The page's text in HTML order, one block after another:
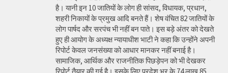
है। यानी इन 10 जातियों के लोग ही सांसद, विधायक, प्रधान,
शहरी निकायों के प्रमुख आदि बनते हैं। शेष वंचित 82 जातियों के
लोग पार्षद और सरपंच भी नहीं बन पाते। इस बड़े अंतर को देखते
हुए ही आयोग के अध्यक्ष न्यायाधीश भाटी ने कहा कि उन्होंने अपनी
रिपोर्ट केवल जनसंख्या को आधार मानकर नहीं बनाई है।
सामाजिक, आर्थिक और राजनीतिक पिछड़ेपन को भी देखकर